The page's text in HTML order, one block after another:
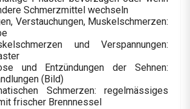
Schmerzmittel wechseln
Verstauchungen, Muskelschmerzen:
und Verspannungen:
und Entzündungen der Sehnen:
(Bild)
Schmerzen: regelmässiges
frischer Brennnessel